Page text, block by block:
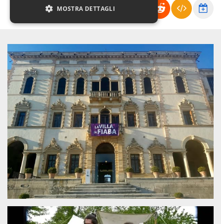
MOSTRA DETTAGLI
Necessari Marketing
I cookie strettamente necessari o tecnici sono
indispensabili al funzionamento del sito. I
servizi qui presenti non potranno funzionare
senza.
Nome
Provider /
Dominio
Scadenza Descrizione
cf_clearance
Cloudflare,
Inc.
.oooh.events
1 anno
Clearance
Cookie from
CloudFlare
stores the proof
of challenge
passed. It is
used to no
longer issue a
captcha or
jschallenge
challenge if
present. It is
required to
reach origin
server.